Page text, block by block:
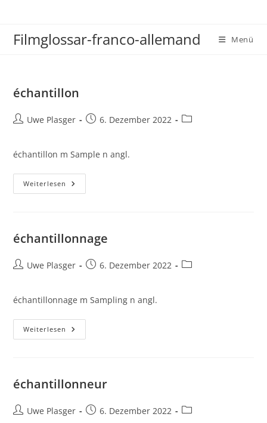
springen
Filmglossar-franco-allemand Menü
échantillon
Beitrags-
Uwe Plasger
Beitrag6. Dezember 2022
Beitrags-
échantillon m Sample n angl.
Weiterlesen Échantillon
échantillonnage
Beitrags-
Uwe Plasger
Beitrag6. Dezember 2022
Beitrags-
échantillonnage m Sampling n angl.
Weiterlesen Échantillonnage
échantillonneur
Beitrags-
Uwe Plasger
Beitrag6. Dezember 2022
Beitrags-